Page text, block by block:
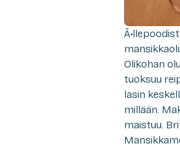
Olikohan
tuoksuu
lasin
millään.
maistuu.